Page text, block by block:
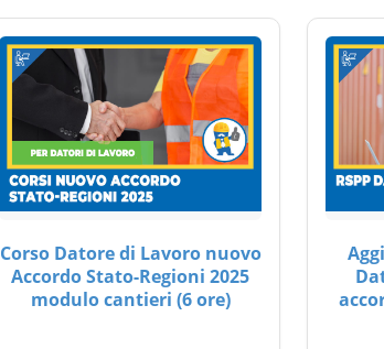
Corso Datore di Lavoro nuovo
Accordo Stato-Regioni 2025
modulo cantieri (6 ore)